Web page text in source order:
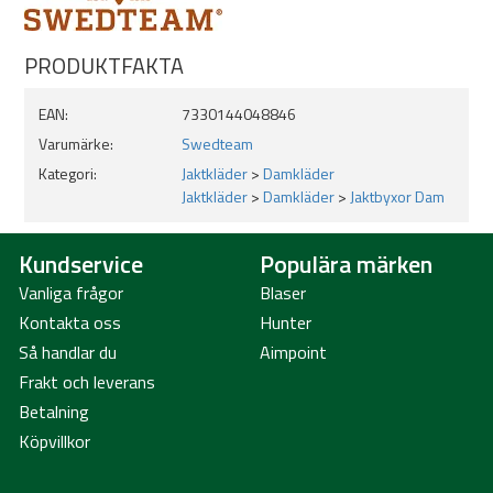
PRODUKTFAKTA
EAN:
7330144048846
Varumärke:
Swedteam
Kategori:
Jaktkläder>Damkläder
Jaktkläder>Damkläder> Jaktbyxor Dam
Kundservice
Vanliga frågor
Kontakta oss
Så handlar du
Frakt och leverans
Betalning
Köpvillkor
Populära märken
Blaser
Hunter
Aimpoint